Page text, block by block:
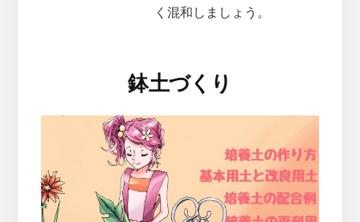
く混和しましょう。
鉢土づくり